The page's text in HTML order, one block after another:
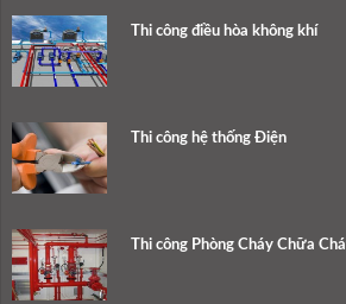
Thi công điều hòa không khí
Thi công hệ thống Điện
Thi công Phòng Cháy Chữa